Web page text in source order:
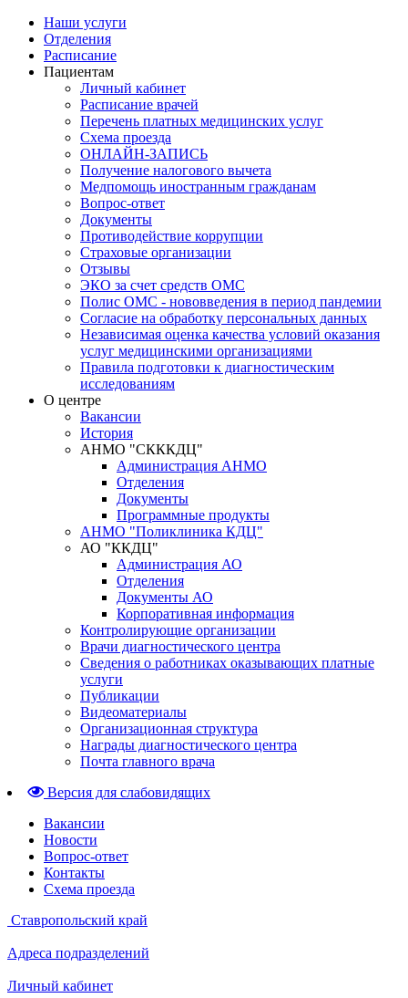
Наши услуги
Отделения
Расписание
Пациентам
Личный кабинет
Расписание врачей
Перечень платных медицинских услуг
Схема проезда
ОНЛАЙН-ЗАПИСЬ
Получение налогового вычета
Медпомощь иностранным гражданам
Вопрос-ответ
Документы
Противодействие коррупции
Страховые организации
Отзывы
ЭКО за счет средств ОМС
Полис ОМС - нововведения в период пандемии
Согласие на обработку персональных данных
Независимая оценка качества условий оказания
услуг медицинскими организациями
Правила подготовки к диагностическим
исследованиям
О центре
Вакансии
История
АНМО "СКККДЦ"
Администрация АНМО
Отделения
Документы
Программные продукты
АНМО "Поликлиника КДЦ"
АО "ККДЦ"
Администрация АО
Отделения
Документы АО
Корпоративная информация
Контролирующие организации
Врачи диагностического центра
Сведения о работниках оказывающих платные
услуги
Публикации
Видеоматериалы
Организационная структура
Награды диагностического центра
Почта главного врача
Версия для слабовидящих
Вакансии
Новости
Вопрос-ответ
Контакты
Схема проезда
Ставропольский край
Адреса подразделений
Личный кабинет